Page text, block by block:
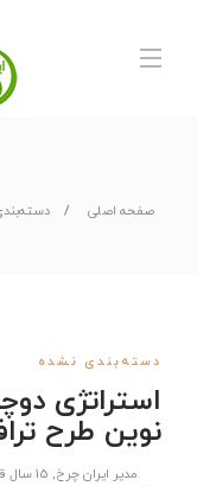
صفحه اصلی
دسته‌بندی نشده
استراتژی
نوین طرح
مدیر ایران چرخ, 15 سال قبل